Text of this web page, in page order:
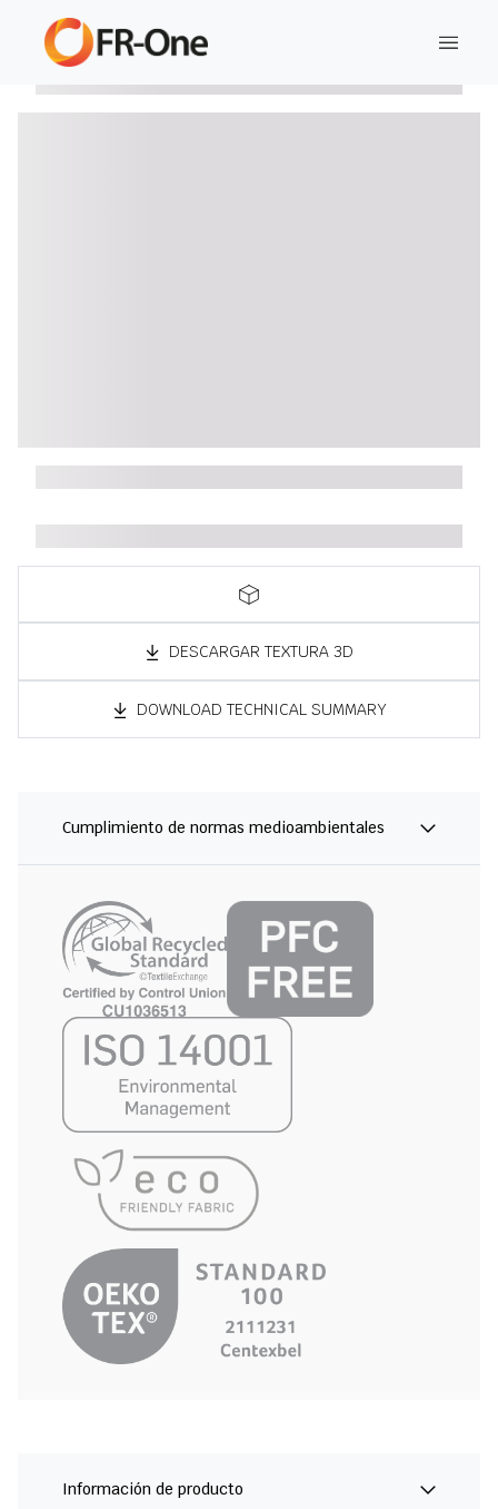
DESCARGAR TEXTURA 3D
DOWNLOAD TECHNICAL SUMMARY
Cumplimiento de normas medioambientales
Información de producto